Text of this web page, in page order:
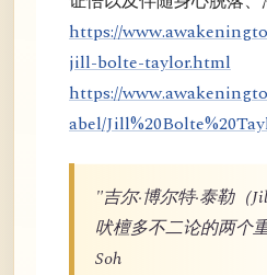
https://
jill-bolte-taylor.html
https://
abel/
"吉尔·博尔特·泰勒（
吠檀多不二论的两个
Soh